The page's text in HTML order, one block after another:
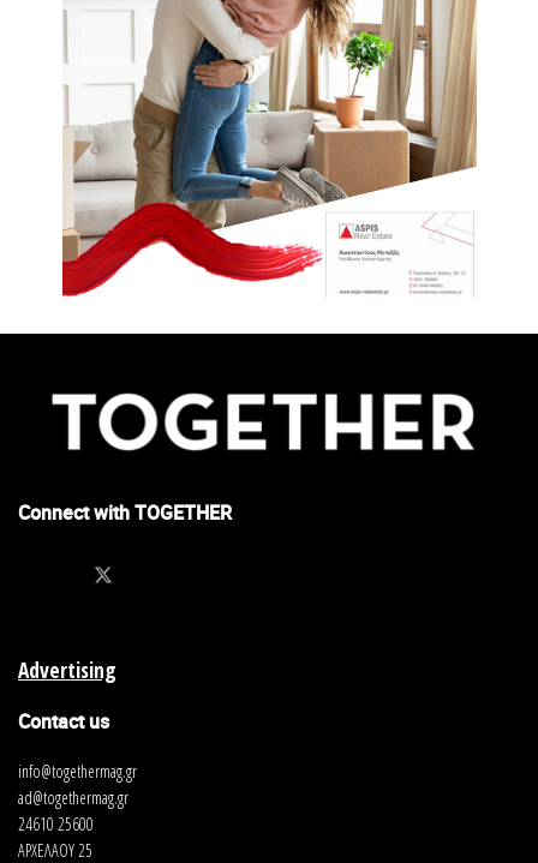
Connect with TOGETHER
Advertising
Contact us
info@togethermag.gr
ad@togethermag.gr
24610 25600
ΑΡΧΕΛΑΟΥ 25